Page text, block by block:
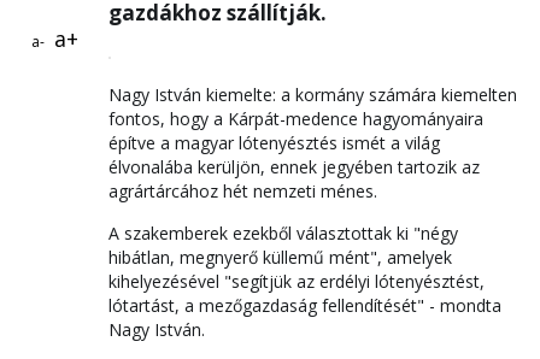
a- a+
gazdákhoz szállítják.
Nagy István kiemelte: a kormány számára kiemelten
fontos, hogy a Kárpát-medence hagyományaira
építve a magyar lótenyésztés ismét a világ
élvonalába kerüljön, ennek jegyében tartozik az
agrártárcához hét nemzeti ménes.
A szakemberek ezekből választottak ki "négy
hibátlan, megnyerő küllemű mént", amelyek
kihelyezésével "segítjük az erdélyi lótenyésztést,
lótartást, a mezőgazdaság fellendítését" - mondta
Nagy István.